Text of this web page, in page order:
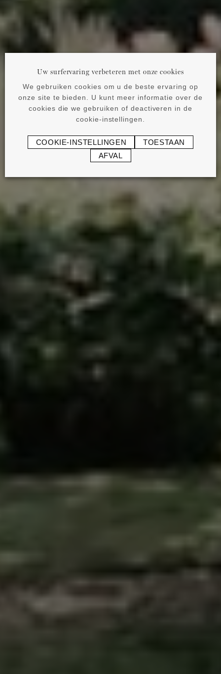
Uw surfervaring verbeteren met onze cookies
We gebruiken cookies om u de beste ervaring op
onze site te bieden. U kunt meer informatie over de
cookies die we gebruiken of deactiveren in de
cookie-instellingen.
COOKIE-INSTELLINGEN
TOESTAAN
AFVAL